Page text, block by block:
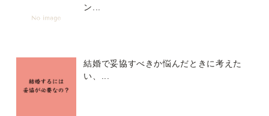
ン...
結婚で妥協すべきか悩んだときに考えた
い、...